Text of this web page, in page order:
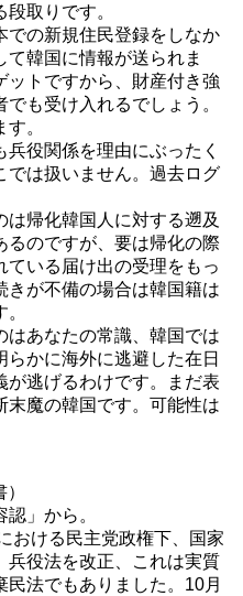
取りです。
での新規住民登録をしなか
韓国に情報が送られま
ットですから、財産付き強
も受け入れるでしょう。
。
役関係を理由にぶったく
では扱いません。過去ログ
帰化韓国人に対する遡及
るのですが、要は帰化の際
いる届け出の受理をもっ
きが不備の場合は韓国籍は
あなたの常識、韓国では
かに海外に逃避した在日
が逃げるわけです。まだ表
末魔の韓国です。可能性は
）
」から。
おける民主党政権下、国家
兵役法を改正、これは実質
法でもありました。10月